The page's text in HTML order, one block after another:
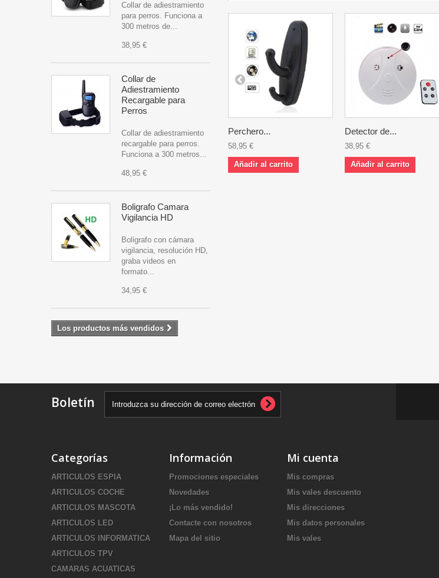
Collar de adiestramiento
para perros. Funciona a
300 metros de...
38,95 €
Collar de
Adiestramiento
Recargable para
Perros
Collar de adiestramiento
recargable para perros.
Funciona a 300 metros...
48,95 €
Boligrafo Camara
Vigilancia HD
Boligrafo con cámara
vigilancia, resolución HD,
graba videos en
formato...
34,95 €
Los productos más vendidos
Perchero...
58,95 €
Añadir al carrito
Detector de...
38,95 €
Añadir al carrito
Boletín
Categorías
ARTICULOS ESPIA
ARTICULOS COCHE
ARTICULOS MASCOTA
ARTICULOS LED
ARTICULOS INFORMATICA
ARTICULOS TPV
CAMARAS ACUATICAS
Información
Promociones especiales
Novedades
¡Lo más vendido!
Contacte con nosotros
Mapa del sitio
Mi cuenta
Mis compras
Mis vales descuento
Mis direcciones
Mis datos personales
Mis vales